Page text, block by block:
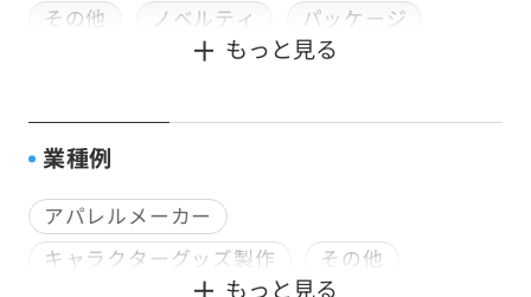
その他
ノベルティ
パッケージ
社用・ビジネス封筒
配送・郵送用
もっと見る
業種例
アパレルメーカー
キャラクターグッズ製作
その他
もっと見る